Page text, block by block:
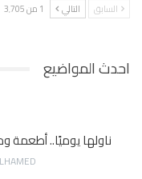
السابق التالي 1 من 3٬705
احدث المواضيع
ناولها يوميًا..